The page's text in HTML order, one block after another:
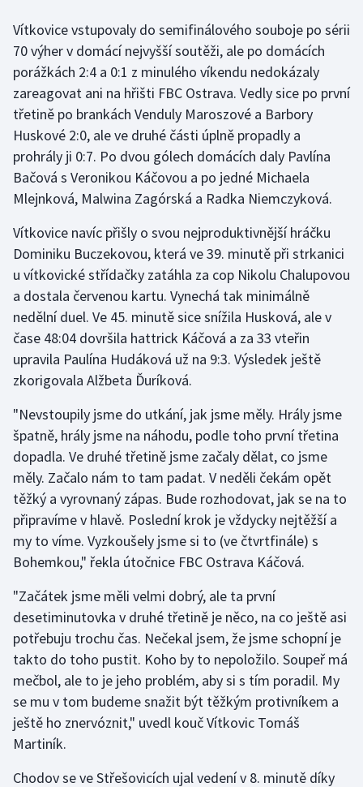
Golf
Gymnastika
Házená
Jezdectví
Krasobruslení
Lezení
Lyže a snowboard
Moderní pětiboj
Motorsport
Olympijské hry
Parasport
Plavání
Plážový volejbal
Ragby
Rychlobruslení
Rychlostní kanoistika
Short track
Vítkovice vstupovaly do semifinálového souboje po sérii
70 výher v domácí nejvyšší soutěži, ale po domácích
porážkách 2:4 a 0:1 z minulého víkendu nedokázaly
zareagovat ani na hřišti FBC Ostrava. Vedly sice po první
třetině po brankách Venduly Maroszové a Barbory
Huskové 2:0, ale ve druhé části úplně propadly a
prohrály ji 0:7. Po dvou gólech domácích daly Pavlína
Bačová s Veronikou Káčovou a po jedné Michaela
Mlejnková, Malwina Zagórská a Radka Niemczyková.
Vítkovice navíc přišly o svou nejproduktivnější hráčku
Dominiku Buczekovou, která ve 39. minutě při strkanici
u vítkovické střídačky zatáhla za cop Nikolu Chalupovou
a dostala červenou kartu. Vynechá tak minimálně
nedělní duel. Ve 45. minutě sice snížila Husková, ale v
čase 48:04 dovršila hattrick Káčová a za 33 vteřin
upravila Paulína Hudáková už na 9:3. Výsledek ještě
zkorigovala Alžbeta Ďuríková.
"Nevstoupily jsme do utkání, jak jsme měly. Hrály jsme
špatně, hrály jsme na náhodu, podle toho první třetina
dopadla. Ve druhé třetině jsme začaly dělat, co jsme
měly. Začalo nám to tam padat. V neděli čekám opět
těžký a vyrovnaný zápas. Bude rozhodovat, jak se na to
připravíme v hlavě. Poslední krok je vždycky nejtěžší a
my to víme. Vyzkoušely jsme si to (ve čtvrtfinále) s
Bohemkou," řekla útočnice FBC Ostrava Káčová.
"Začátek jsme měli velmi dobrý, ale ta první
desetiminutovka v druhé třetině je něco, na co ještě asi
potřebuju trochu čas. Nečekal jsem, že jsme schopní je
takto do toho pustit. Koho by to nepoložilo. Soupeř má
mečbol, ale to je jeho problém, aby si s tím poradil. My
se mu v tom budeme snažit být těžkým protivníkem a
ještě ho znervóznit," uvedl kouč Vítkovic Tomáš
Martiník.
Chodov se ve Střešovicích ujal vedení v 8. minutě díky